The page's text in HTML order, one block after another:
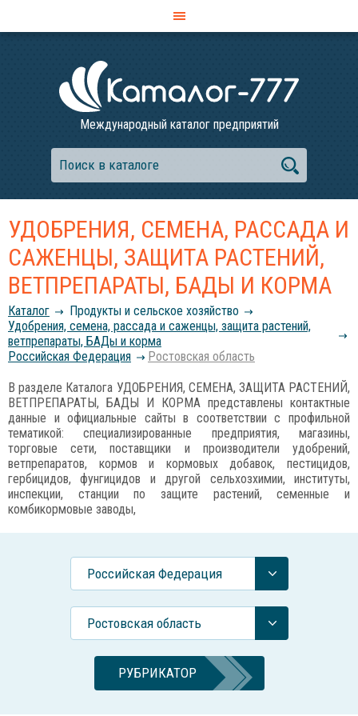
Международный каталог предприятий
УДОБРЕНИЯ, СЕМЕНА, РАССАДА И
САЖЕНЦЫ, ЗАЩИТА РАСТЕНИЙ,
ВЕТПРЕПАРАТЫ, БАДЫ И КОРМА
Каталог
Продукты и сельское хозяйство
Удобрения, семена, рассада и саженцы, защита растений,
ветпрепараты, БАДы и корма
Российcкая Федерация
Ростовская область
В разделе Каталога УДОБРЕНИЯ, СЕМЕНА, ЗАЩИТА РАСТЕНИЙ,
ВЕТПРЕПАРАТЫ, БАДЫ И КОРМА представлены контактные
данные и официальные сайты в соответствии с профильной
тематикой: специализированные предприятия, магазины,
торговые сети, поставщики и производители удобрений,
ветпрепаратов, кормов и кормовых добавок, пестицидов,
гербицидов, фунгицидов и другой сельхозхимии, институты,
инспекции, станции по защите растений, семенные и
комбикормовые заводы,
Российcкая Федерация
Ростовская область
РУБРИКАТОР